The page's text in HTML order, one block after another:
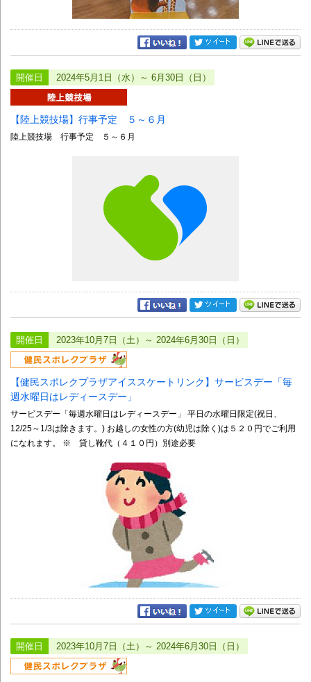
開催日 2024年5月1日（水）～ 6月30日（日）
【陸上競技場】行事予定 ５～６月
陸上競技場 行事予定 ５～６月
開催日 2023年10月7日（土）～ 2024年6月30日（日）
【健民スポレクプラザアイススケートリンク】サービスデー「毎
週水曜日はレディースデー」
サービスデー「毎週水曜日はレディースデー」 平日の水曜日限定(祝日、
12/25～1/3は除きます。) お越しの女性の方(幼児は除く)は５２０円でご利用
になれます。 ※ 貸し靴代（４１０円）別途必要
開催日 2023年10月7日（土）～ 2024年6月30日（日）